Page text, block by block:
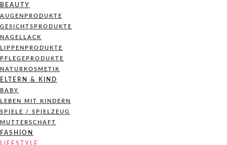
BEAUTY
AUGENPRODUKTE
GESICHTSPRODUKTE
NAGELLACK
LIPPENPRODUKTE
PFLEGEPRODUKTE
NATURKOSMETIK
ELTERN & KIND
BABY
LEBEN MIT KINDERN
SPIELE / SPIELZEUG
MUTTERSCHAFT
FASHION
LIFESTYLE